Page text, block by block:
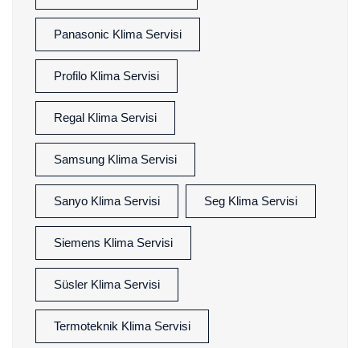
Panasonic Klima Servisi
Profilo Klima Servisi
Regal Klima Servisi
Samsung Klima Servisi
Sanyo Klima Servisi Seg Klima Servisi
Siemens Klima Servisi
Süsler Klima Servisi
Termoteknik Klima Servisi